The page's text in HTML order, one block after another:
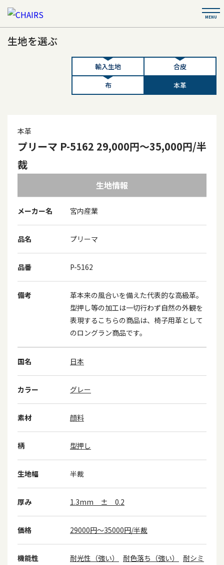
生地を選ぶ
輸入生地
合皮
布
本革
本革
プリーマ P-5162 29,000円～35,000円/半
裁
生地情報
メーカー名 宮内産業
品名 プリーマ
品番 P-5162
備考
革本来の風合いを備えた代表的な高級革。
型押し等の加工は一切行わず自然の外観を
表現するこちらの商品は、椅子用革として
のロングラン商品です。
国名 日本
カラー グレー
素材 顔料
柄 型押し
生地幅 半裁
厚み 1.3mm ± 0.2
価格 29000円～35000円/半裁
機能性 耐光性（強い） 耐色落ち（強い）
耐シミ